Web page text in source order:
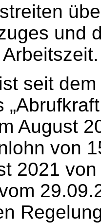
und
seit
August
von
2021